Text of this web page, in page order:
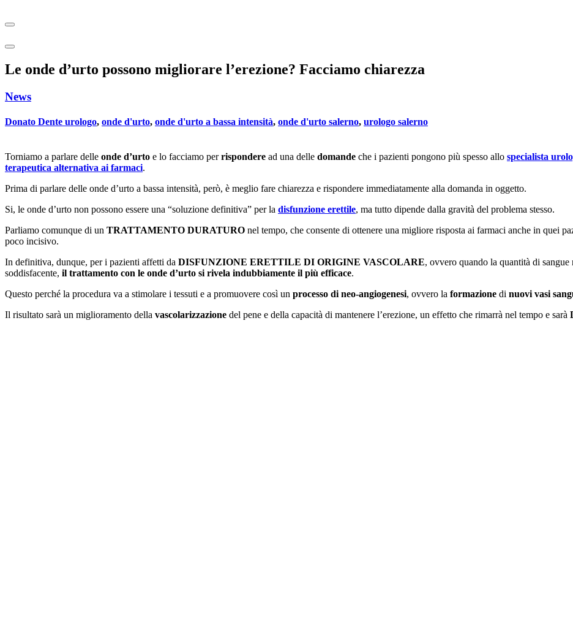
Le onde d’urto possono migliorare l’erezione? Facciamo chiarezza
News
Donato Dente urologo, onde d'urto, onde d'urto a bassa intensità, onde d'urto salerno, urologo salerno
Torniamo a parlare delle onde d’urto e lo facciamo perrispondere ad una delle domande che i pazienti pongono più spesso allo specialista
terapeutica alternativa ai farmaci.
Prima di parlare delle onde d’urto a bassa intensità, però, è meglio fare chiarezza e rispondere immediatamente alla domanda in oggetto.
Si, le onde d’urto non possono essere una “soluzione definitiva” per la disfunzione erettile, ma tutto dipende dalla gravità del problema stesso.
Parliamo comunque di un TRATTAMENTO DURATURO nel tempo, che consente di ottenere una migliore risposta ai farmaci anche in quei
poco incisivo.
In definitiva, dunque, per i pazienti affetti da DISFUNZIONE ERETTILE DI ORIGINE VASCOLARE, ovvero quando la quantità di
soddisfacente, il trattamento con le onde d’urto si rivela indubbiamente il più efficace.
Questo perché la procedura va a stimolare i tessuti e a promuovere così un processo di neo-angiogenesi, ovvero la formazione di nuovi vasi
Il risultato sarà un miglioramento della vascolarizzazione del pene e della capacità di mantenere l’erezione, un effetto che rimarrà nel tempo e sarà